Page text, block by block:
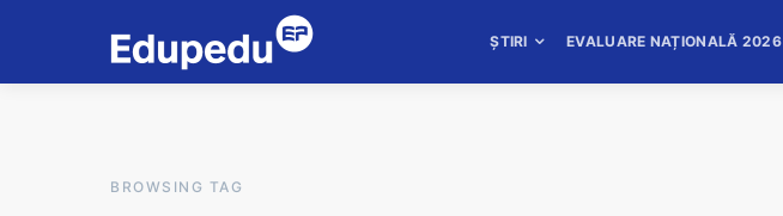
ȘTIRI EVALUARE NAȚIONALĂ 2026
BROWSING TAG